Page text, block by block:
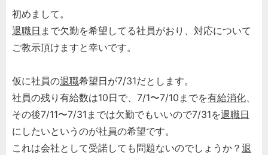
初めまして。
退職日 まで欠勤を希望してる社員がおり、対応について
ご教示頂けますと幸いです。
仮に社員の退職希望日が7/31だとします。
社員の残り有給数は10日で、7/1〜7/10までを有給消化、
その後7/11〜7/31までは欠勤でもいいので7/31を退職日
にしたいというのが社員の希望です。
これは会社として受諾しても問題ないのでしょうか？ 退